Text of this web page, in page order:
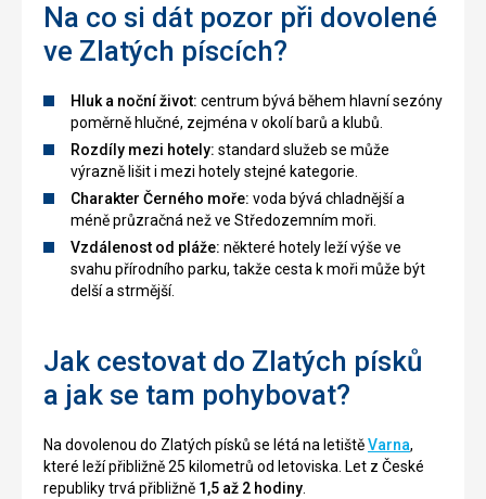
Na co si dát pozor při dovolené
ve Zlatých píscích?
Hluk a noční život: centrum bývá během hlavní sezóny
poměrně hlučné, zejména v okolí barů a klubů.
Rozdíly mezi hotely: standard služeb se může
výrazně lišit i mezi hotely stejné kategorie.
Charakter Černého moře: voda bývá chladnější a
méně průzračná než ve Středozemním moři.
Vzdálenost od pláže: některé hotely leží výše ve
svahu přírodního parku, takže cesta k moři může být
delší a strmější.
Jak cestovat do Zlatých písků
a jak se tam pohybovat?
Na dovolenou do Zlatých písků se létá na letištěVarna,
které leží přibližně 25 kilometrů od letoviska. Let z České
republiky trvá přibližně 1,5 až 2 hodiny